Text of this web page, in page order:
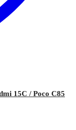
15C / Poco C85